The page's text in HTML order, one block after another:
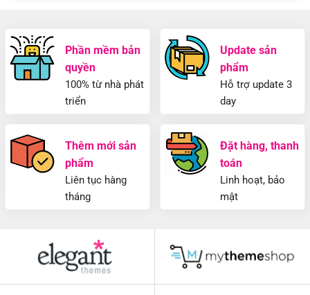
Phần mềm bản
quyền
100% từ nhà phát
triển
Update sản
phẩm
Hỗ trợ update 3
day
Thêm mới sản
phẩm
Liên tục hàng
tháng
Đặt hàng, thanh
toán
Linh hoạt, bảo
mật